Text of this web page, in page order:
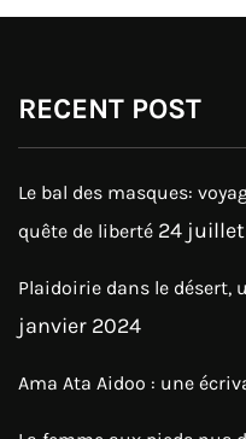
RECENT POST
Le bal des masques:
quête de liberté 24
Plaidoirie dans le désert,
janvier 2024
Ama Ata Aidoo : une